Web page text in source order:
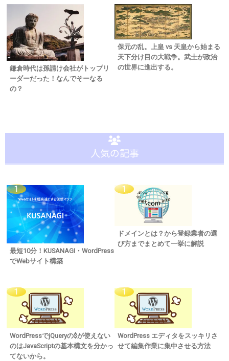
鎌倉時代は孫請け会社がトップリ
ーダーだった！なんでそーなる
の？
保元の乱。上皇 vs 天皇から始まる
天下分け目の大戦争。武士が政治
の世界に進出する。
人気の記事
最短10分！KUSANAGI・WordPress
でWebサイト構築
ドメインとは？から登録業者の選
び方までまとめて一挙に解説
WordPressでjQueryの$が使えない
のはJavaScriptの基本構文を分かっ
てないから。
WordPress エディタをスッキリさ
せて編集作業に集中させる方法